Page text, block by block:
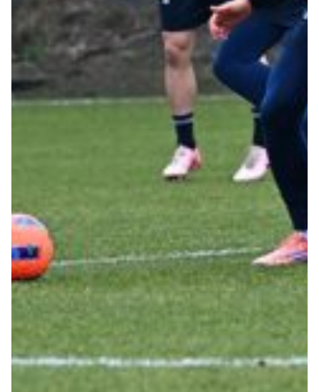
Robe di Kappa x Genoa
Vintage Collection
Red&Blue Voices
Party
Outlet
Caffè Boasi x Genoa
Helan x Genoa